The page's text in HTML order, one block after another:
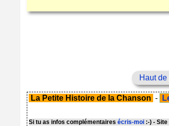
Haut
La Petite Histoire de la Chanson -
Si tu as infos complémentaires écris-moi:-) - Site